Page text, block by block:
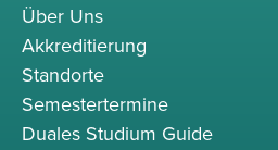
Über Uns
Akkreditierung
Standorte
Semestertermine
Duales Studium Guide